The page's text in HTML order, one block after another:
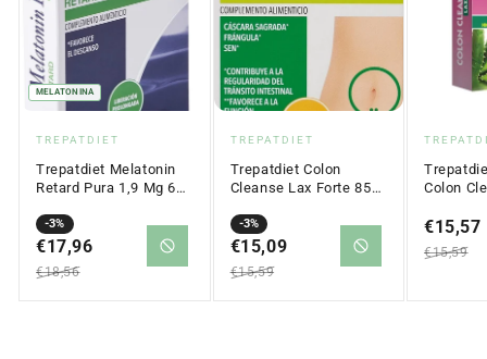
MELATONINA
Proveedor:
TREPATDIET
Trepatdiet Melatonin
Retard Pura 1,9 Mg 60
-3%
Precio
en
oferta
€17,96
Precio
regular
€18,56
Proveedor:
TREPATDIET
Trepatdiet Colon
Cleanse Lax Forte 850
-3%
Precio
en
oferta
€15,09
Precio
regular
€15,59
Colon
Precio
en
oferta
€15,57
Precio
regular
€15,59